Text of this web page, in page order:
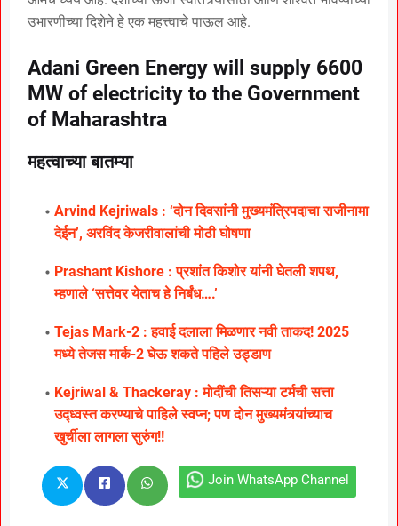
उभारणीच्या दिशेने हे एक महत्त्वाचे पाऊल आहे.
Adani Green Energy will supply 6600
MW of electricity to the Government
of Maharashtra
महत्वाच्या बातम्या
Arvind Kejriwals : ‘दोन दिवसांनी मुख्यमंत्रिपदाचा राजीनामा
देईन’, अरविंद केजरीवालांची मोठी घोषणा
Prashant Kishore : प्रशांत किशोर यांनी घेतली शपथ,
म्हणाले ‘सत्तेवर येताच हे निर्बंध….’
Tejas Mark-2 : हवाई दलाला मिळणार नवी ताकद! 2025
मध्ये तेजस मार्क-2 घेऊ शकते पहिले उड्डाण
Kejriwal & Thackeray : मोदींची तिसऱ्या टर्मची सत्ता
उद्ध्वस्त करण्याचे पाहिले स्वप्न; पण दोन मुख्यमंत्र्यांच्याच
खुर्चीला लागला सुरुंग!!
Join WhatsApp Channel